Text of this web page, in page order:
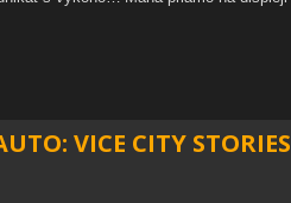
VICE CITY STORIES